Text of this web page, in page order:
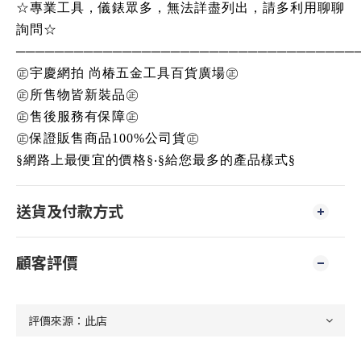
☆專業工具，儀錶眾多，無法詳盡列出，請多利用聊聊
詢問☆
㊣宇慶網拍 尚椿五金工具百貨廣場㊣
㊣所售物皆新裝品㊣
㊣售後服務有保障㊣
㊣保證販售商品100%公司貨㊣
§網路上最便宜的價格§‧§給您最多的產品樣式§
送貨及付款方式
顧客評價